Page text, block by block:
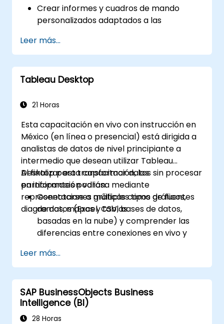
Crear informes y cuadros de mando
personalizados adaptados a las
Realizar análisis ad hoc utilizando diversas
herramientas de BI.
Aprovechar funciones avanzadas para
una exploración completa de los datos.
Leer más...
Tableau Desktop
21 Horas
Esta capacitación en vivo con instrucción en
México (en línea o presencial) está dirigida a
analistas de datos de nivel principiante a
intermedio que desean utilizar Tableau
Desktop para transformar datos sin procesar
en información valiosa mediante
representaciones gráficas como gráficos,
diagramas, mapas y tablas.
Al finalizar esta capacitación, los
participantes podrán:
Conectarse a múltiples tipos de fuentes
de datos (Excel, CSV, bases de datos,
basadas en la nube) y comprender las
diferencias entre conexiones en vivo y
Preparar y limpiar datos para el análisis,
incluyendo renombrar campos, manejar
valores nulos y combinar conjuntos de
datos mediante uniones y mezclas
(blends).
Crear visualizaciones básicas como
Leer más...
SAP BusinessObjects Business
Intelligence (BI)
28 Horas